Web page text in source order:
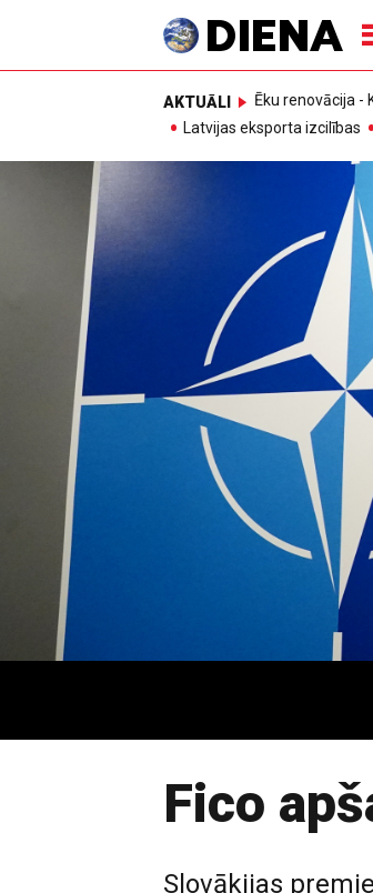
AKTUĀLI Ēku renovācija -
Latvijas eksporta izcilības
Fico
Slovākijas